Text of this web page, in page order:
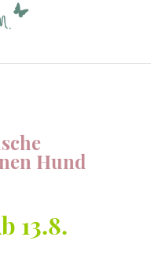
Hund
13.8.